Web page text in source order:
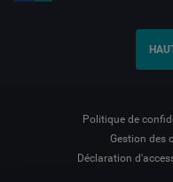
Politique de
Gestion des
Déclaration